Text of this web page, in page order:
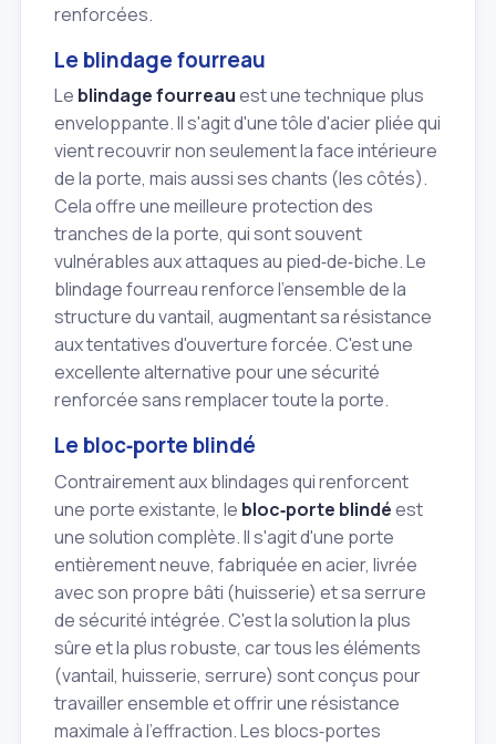
renforcées.
Le blindage fourreau
Le blindage fourreauest une technique plus
enveloppante. Il s'agit d'une tôle d'acier pliée qui
vient recouvrir non seulement la face intérieure
de la porte, mais aussi ses chants (les côtés).
Cela offre une meilleure protection des
tranches de la porte, qui sont souvent
vulnérables aux attaques au pied‑de‑biche. Le
blindage fourreau renforce l'ensemble de la
structure du vantail, augmentant sa résistance
aux tentatives d'ouverture forcée. C'est une
excellente alternative pour une sécurité
renforcée sans remplacer toute la porte.
Le bloc‑porte blindé
Contrairement aux blindages qui renforcent
une porte existante, le bloc‑porte blindéest
une solution complète. Il s'agit d'une porte
entièrement neuve, fabriquée en acier, livrée
avec son propre bâti (huisserie) et sa serrure
de sécurité intégrée. C'est la solution la plus
sûre et la plus robuste, car tous les éléments
(vantail, huisserie, serrure) sont conçus pour
travailler ensemble et offrir une résistance
maximale à l'effraction. Les blocs‑portes